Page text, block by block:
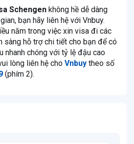
Schengen không hề dễ dàng
bạn hãy liên hệ với Vnbuy.
năm trong việc xin visa đi các
sàng hỗ trợ chi tiết cho bạn để có
nhanh chóng với tỷ lệ đậu cao
lòng liên hệ cho Vnbuy theo số
(phím 2).